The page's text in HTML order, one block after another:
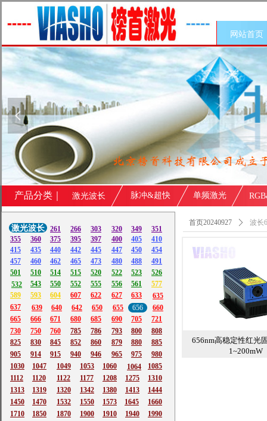
넳
网站首页
656nm高稳定性红光
1~200mW
首页20240927 ꄲ 波长
产品分类｜ 激光波长 脉冲&超快 单频激光
532
635
639
640 642 650 655 656 660
1064
激光波长 261 266 303 320 349
351
375
355 400
397
360
395
442
440
435
415 445 447 450 454
405 410
457 460 462 473 480 488 491
465
501
510 514 515 520 522 523
526
543
550 555
552 556 561
577
589
593 604 607 633
627
622
637
665
666 671 685 705
690
721
760
750
730
680
785
786 793 800
808
885
980
975
965
880
879
860
946
940
852
845
830
825
905
914
915
1047
1030 1049 1053 1085
1060
1310
1444
1645
1380
1990
1940
1470
1710
1208
1660
1275
1342
1573
1550
1320
1319
1313
1413
1532
1850
1450
1870
1900
1910
1122 1177
1120
1112